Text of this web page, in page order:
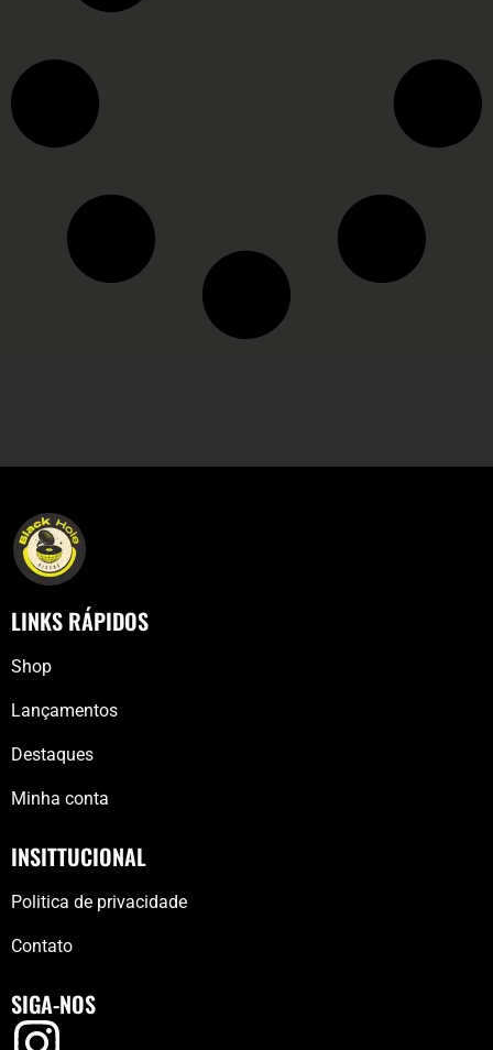
LINKS RÁPIDOS
Shop
Lançamentos
Destaques
Minha conta
INSITTUCIONAL
Politica de privacidade
Contato
SIGA-NOS